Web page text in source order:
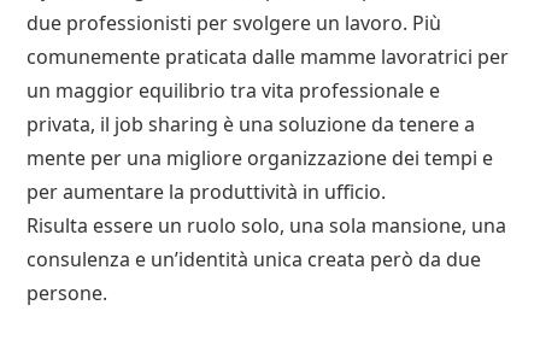
due professionisti per svolgere un lavoro. Più
comunemente praticata dalle mamme lavoratrici per
un maggior equilibrio tra vita professionale e
privata, il job sharing è una soluzione da tenere a
mente per una migliore organizzazione dei tempi e
per aumentare la produttività in ufficio.
Risulta essere un ruolo solo, una sola mansione, una
consulenza e un’identità unica creata però da due
persone.